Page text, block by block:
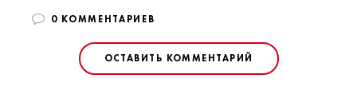
0 КОММЕНТАРИЕВ
ОСТАВИТЬ КОММЕНТАРИЙ